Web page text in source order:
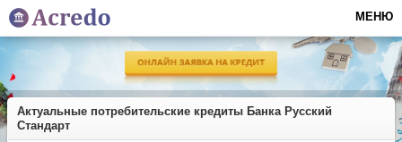
Актуальные потребительские кредиты Банка Русский
Стандарт
МЕНЮ